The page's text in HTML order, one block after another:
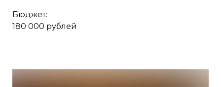
Бюджет:
180 000 рублей